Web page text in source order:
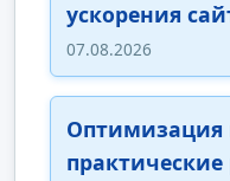
ускорения
07.08.2026
Оптимизация